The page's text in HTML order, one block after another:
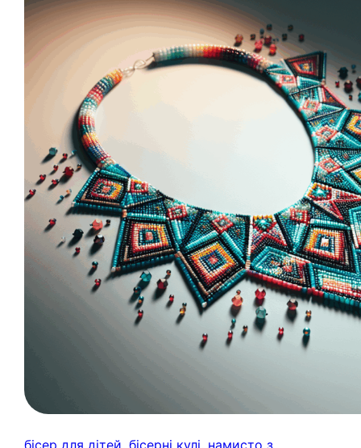
бісер для дітей, бісерні кулі, намисто з